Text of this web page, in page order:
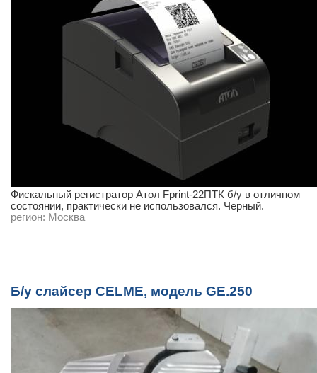
Фискальный регистратор Атол Fprint-22ПТК б/у в отличном
состоянии, практически не использовался. Черный.
регион: Москва
Б/у слайсер CELME, модель GE.250